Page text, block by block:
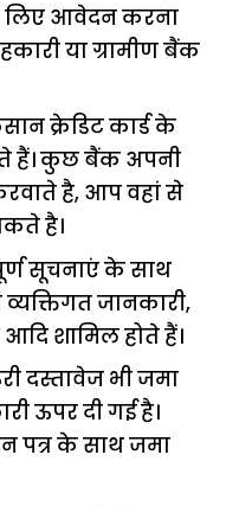
लिए आवेदन करना
या ग्रामीण बैंक
क्रेडिट कार्ड के
हैं। कुछ बैंक अपनी
है, आप वहां से
है।
सूचनाएं के साथ
जानकारी,
शामिल होते हैं।
दस्तावेज भी जमा
ऊपर दी गई है।
पत्र के साथ जमा